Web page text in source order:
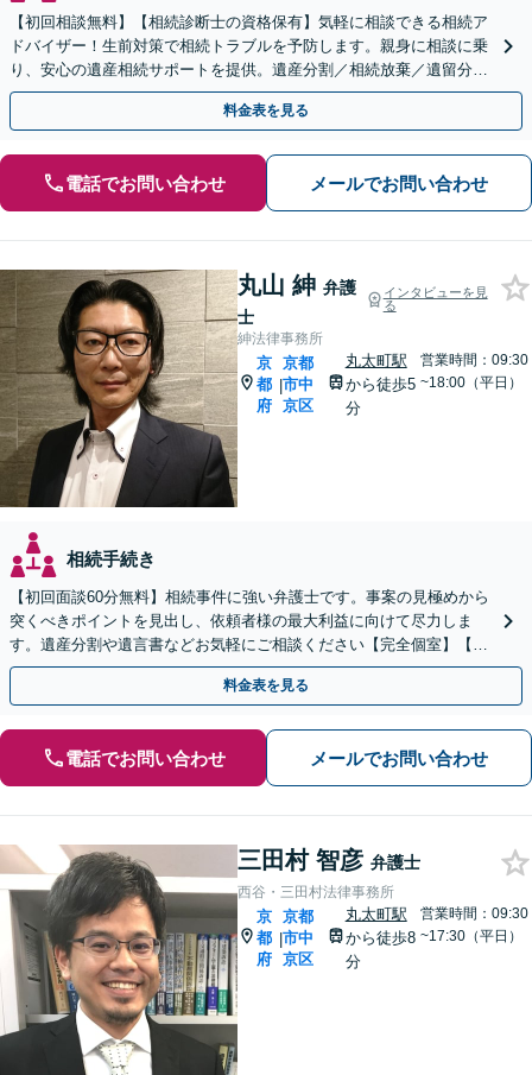
【初回相談無料】【相続診断士の資格保有】気軽に相談できる相続ア
ドバイザー！生前対策で相続トラブルを予防します。親身に相談に乗
り、安心の遺産相続サポートを提供。遺産分割／相続放棄／遺留分も
お任せ！【出張サポート】【完全個室】【丸太町駅6分】
料金表を見る
電話でお問い合わせ メールでお問い合わせ
丸山 紳 弁護
士
インタビューを見
る
紳法律事務所
京
都
府
|
京都
市中
京区
丸太町駅
から徒歩5
分
営業時間：09:30
~18:00（平日）
相続手続き
【初回面談60分無料】相続事件に強い弁護士です。事案の見極めから
突くべきポイントを見出し、依頼者様の最大利益に向けて尽力しま
す。遺産分割や遺言書などお気軽にご相談ください【完全個室】【丸
太町駅5分】
料金表を見る
電話でお問い合わせ メールでお問い合わせ
三田村 智彦 弁護士
西谷・三田村法律事務所
京
都
府
|
京都
市中
京区
丸太町駅
から徒歩8
分
営業時間：09:30
~17:30（平日）